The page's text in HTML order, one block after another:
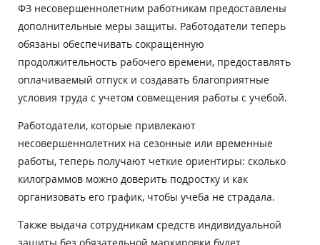
ФЗ несовершеннолетним работникам предоставлены
дополнительные меры защиты. Работодатели теперь
обязаны обеспечивать сокращенную
продолжительность рабочего времени, предоставлять
оплачиваемый отпуск и создавать благоприятные
условия труда с учетом совмещения работы с учебой.
Работодатели, которые привлекают
несовершеннолетних на сезонные или временные
работы, теперь получают четкие ориентиры: сколько
килограммов можно доверить подростку и как
организовать его график, чтобы учеба не страдала.
Также выдача сотрудникам средств индивидуальной